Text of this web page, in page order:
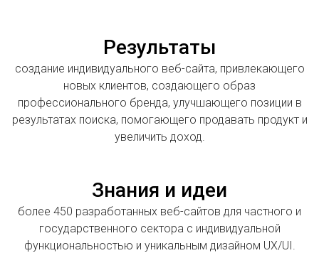
Результаты
создание индивидуального веб-сайта, привлекающего
новых клиентов, создающего образ
профессионального бренда, улучшающего позиции в
результатах поиска, помогающего продавать продукт и
увеличить доход.
Знания и идеи
более 450 разработанных веб-сайтов для частного и
государственного сектора с индивидуальной
функциональностью и уникальным дизайном UX/UI.